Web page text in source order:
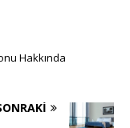
Hakkında